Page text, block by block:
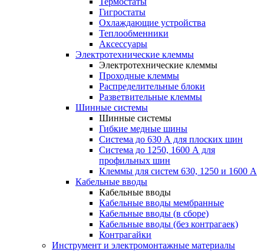
Гигростаты
Охлаждающие устройства
Теплообменники
Аксессуары
Электротехнические клеммы
Электротехнические клеммы
Проходные клеммы
Распределительные блоки
Разветвительные клеммы
Шинные системы
Шинные системы
Гибкие медные шины
Система до 630 А для плоских шин
Система до 1250, 1600 А для
профильных шин
Клеммы для систем 630, 1250 и 1600 А
Кабельные вводы
Кабельные вводы
Кабельные вводы мембранные
Кабельные вводы (в сборе)
Кабельные вводы (без контрагаек)
Контрагайки
Инструмент и электромонтажные материалы